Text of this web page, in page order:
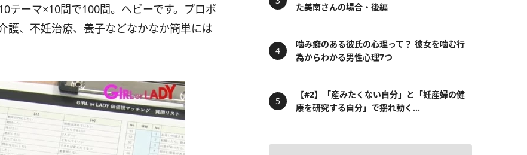
テーマ×10問で100問。ヘビーです。プロポ
護、不妊治療、養子などなかなか簡単には
た美南さんの場合・後編
噛み癖のある彼氏の心理って？ 彼女を噛む行
為からわかる男性心理7つ
【#2】「産みたくない自分」と「妊産婦の健
康を研究する自分」で揺れ動く...